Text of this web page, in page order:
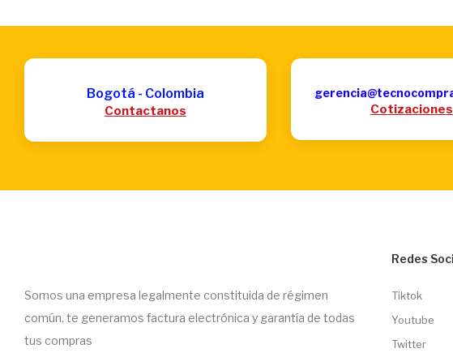
Bogotá - Colombia
Contactanos Cotizaciones
Somos una empresa legalmente constituida de régimen
común, te generamos factura electrónica y garantía de todas
tus compras
Redes
Tiktok
Youtube
Twitter